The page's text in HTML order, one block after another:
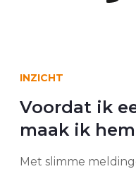
INZICHT
Voordat ik
maak ik
Met slimme